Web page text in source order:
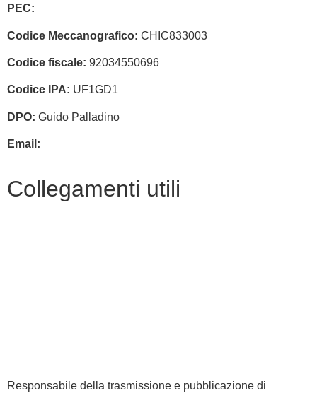
PEC:
Codice Meccanografico: CHIC833003
Codice fiscale: 92034550696
Codice IPA: UF1GD1
DPO: Guido Palladino
Email:
Collegamenti utili
Responsabile della trasmissione e pubblicazione di